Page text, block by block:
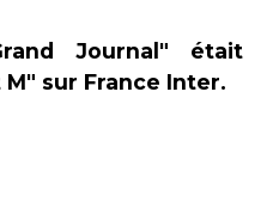
Journal" était
sur France Inter.